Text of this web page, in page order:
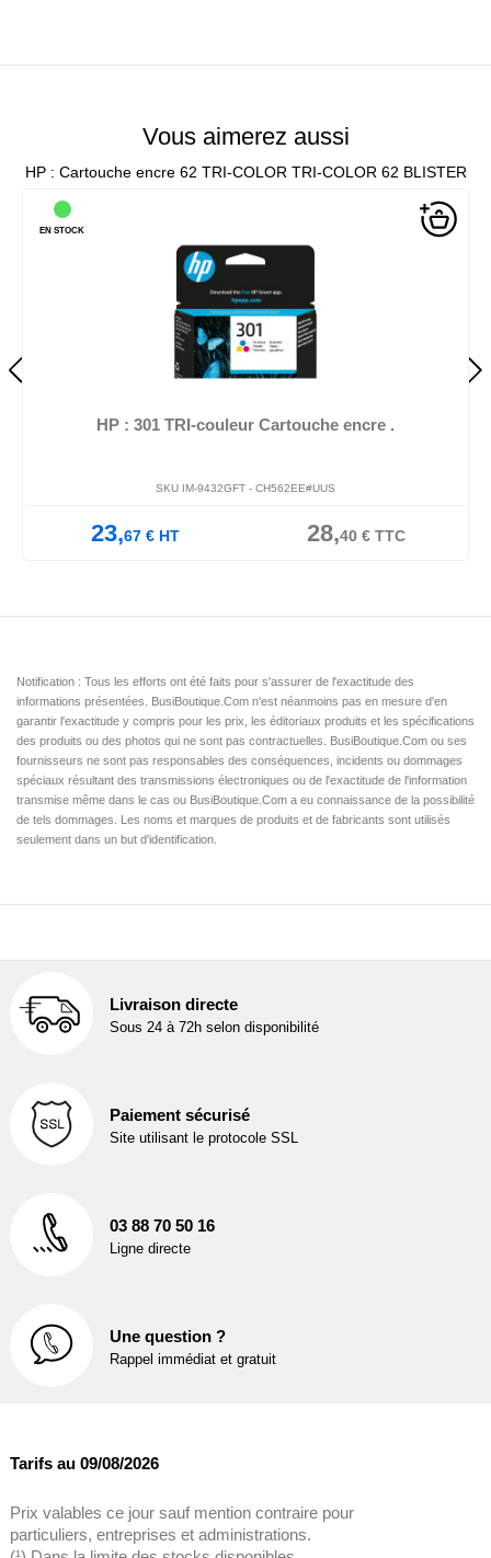
Vous aimerez aussi
HP : Cartouche encre 62 TRI-COLOR TRI-COLOR 62 BLISTER
encre .
TTC
HP : 301XL cartouche
SKU IM-9432GFU -
52€HT
Notification : Tous les efforts ont été faits pour s'assurer de l'exactitude des
informations présentées. BusiBoutique.Com n'est néanmoins pas en mesure d'en
garantir l'exactitude y compris pour les prix, les éditoriaux produits et les spécifications
des produits ou des photos qui ne sont pas contractuelles. BusiBoutique.Com ou ses
fournisseurs ne sont pas responsables des conséquences, incidents ou dommages
spéciaux résultant des transmissions électroniques ou de l'exactitude de l'information
transmise même dans le cas ou BusiBoutique.Com a eu connaissance de la possibilité
de tels dommages. Les noms et marques de produits et de fabricants sont utilisés
seulement dans un but d'identification.
Livraison directe
Sous 24 à 72h selon disponibilité
Paiement sécurisé
Site utilisant le protocole SSL
03 88 70 50 16
Ligne directe
Une question ?
Rappel immédiat et gratuit
Tarifs au 09/08/2026
Prix valables ce jour sauf mention contraire pour
particuliers, entreprises et administrations.